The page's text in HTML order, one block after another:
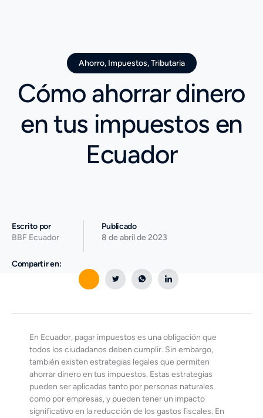
Ahorro, Impuestos,Tributaria
Cómo ahorrar dinero
en tus impuestos en
Ecuador
Escrito por
BBF Ecuador
Publicado
8 de abril de 2023
Compartir en:
En Ecuador, pagar impuestos es una obligación que
todos los ciudadanos deben cumplir. Sin embargo,
también existen estrategias legales que permiten
ahorrar dinero en tus impuestos. Estas estrategias
pueden ser aplicadas tanto por personas naturales
como por empresas, y pueden tener un impacto
significativo en la reducción de los gastos fiscales. En